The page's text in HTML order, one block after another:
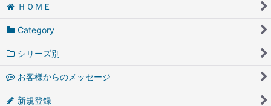
ＨＯＭＥ
Category
シリーズ別
お客様からのメッセージ
新規登録